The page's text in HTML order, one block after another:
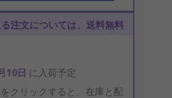
注文については、送料無料
10日 に入荷予定
クリックすると、在庫と配